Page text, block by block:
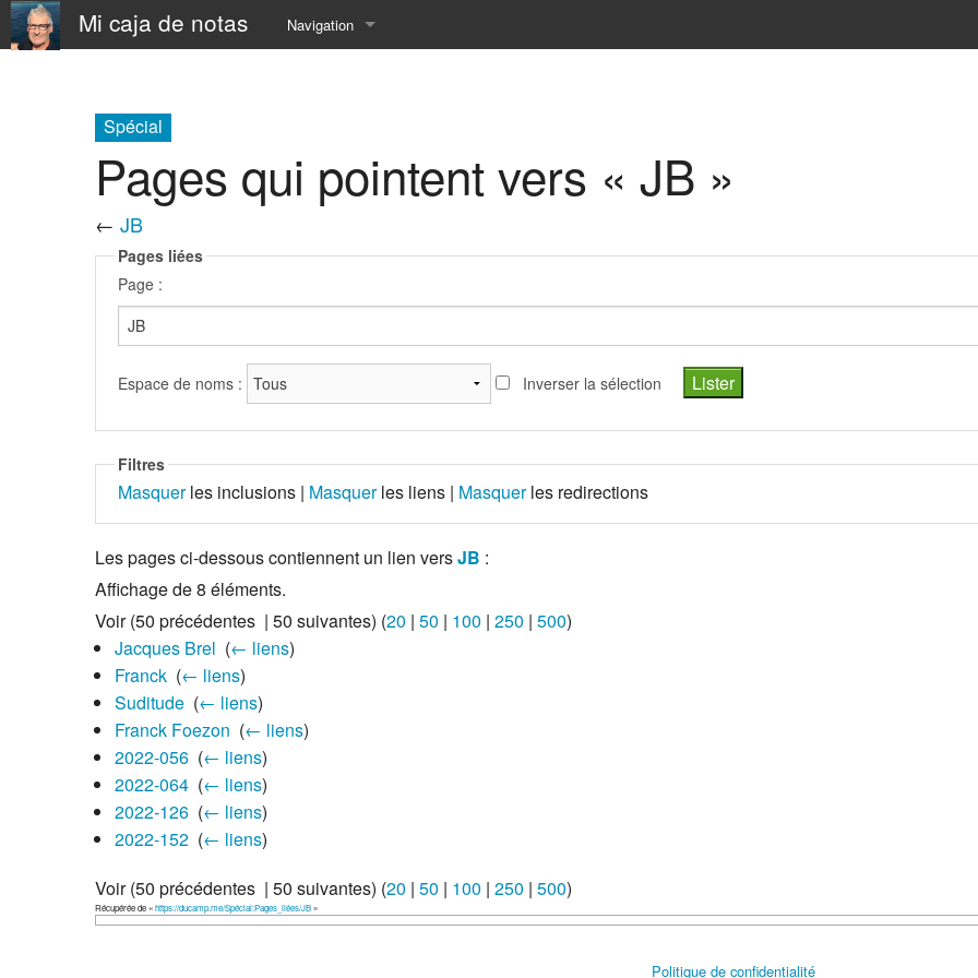
Mi caja de notas Navigation
📅 Calendar
☎️ contact
Spécial
Pages qui pointent vers « JB »
← JB
Pages liées
Page :
Espace de noms : Inverser la sélection
Filtres
Masquerles inclusions | Masquerles liens | Masquerles redirections
Les pages ci-dessous contiennent un lien versJB :
Affichage de 8 éléments.
Voir (50 précédentes | 50 suivantes) (20 | 50 | 100 | 250 | 500)
Jacques Brel (← liens)
Franck‎ (← liens)
Suditude‎ (← liens)
Franck Foezon (← liens)
2022-056‎ (← liens)
2022-064‎ (← liens)
2022-126‎ (← liens)
2022-152‎ (← liens)
Voir (50 précédentes | 50 suivantes) (20 | 50 | 100 | 250 | 500)
Récupérée de «https://ducamp.me/Spécial:Pages_liées/JB»
Politique de confidentialité